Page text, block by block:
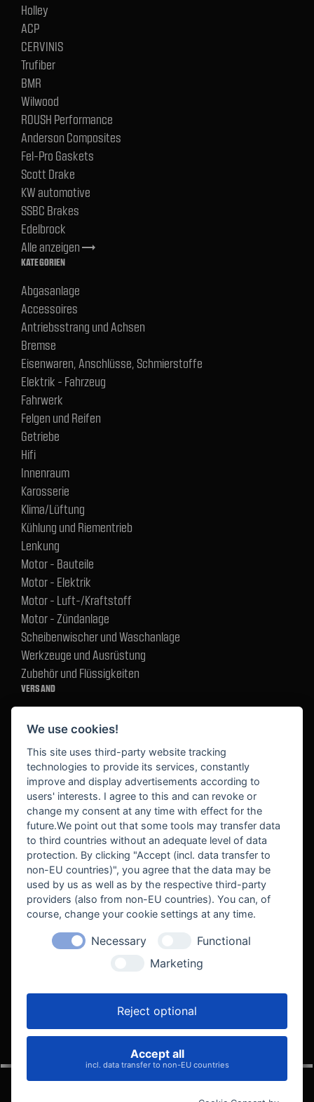
Holley
ACP
CERVINIS
Trufiber
BMR
Wilwood
ROUSH Performance
Anderson Composites
Fel-Pro Gaskets
Scott Drake
KW automotive
SSBC Brakes
Edelbrock
Alle anzeigentrending_flat
KATEGORIEN
Abgasanlage
Accessoires
Antriebsstrang und Achsen
Bremse
Eisenwaren, Anschlüsse, Schmierstoffe
Elektrik - Fahrzeug
Fahrwerk
Felgen und Reifen
Getriebe
Hifi
Innenraum
Karosserie
Klima/Lüftung
Kühlung und Riementrieb
Lenkung
Motor - Bauteile
Motor - Elektrik
Motor - Luft-/Kraftstoff
Motor - Zündanlage
Scheibenwischer und Waschanlage
Werkzeuge und Ausrüstung
Zubehör und Flüssigkeiten
VERSAND
BEKANNT AUS
VELOCITY AUTOMOTIVE
We use cookies!
This site uses third-party website tracking
technologies to provide its services, constantly
improve and display advertisements according to
users' interests. I agree to this and can revoke or
change my consent at any time with effect for the
future.We point out that some tools may transfer data
to third countries without an adequate level of data
protection. By clicking "Accept (incl. data transfer to
non-EU countries)", you agree that the data may be
used by us as well as by the respective third-party
providers (also from non-EU countries). You can, of
course, change your cookie settings at any time.
Necessary
Functional
Marketing
Reject optional
Accept all
incl. data transfer to non-EU countries